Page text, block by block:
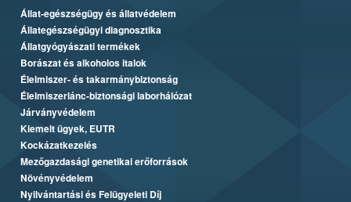
Állat-egészségügy és állatvédelem
Állategészségügyi diagnosztika
Állatgyógyászati termékek
Borászat és alkoholos italok
Élelmiszer- és takarmánybiztonság
Élelmiszerlánc-biztonsági laborhálózat
Járványvédelem
Kiemelt ügyek, EUTR
Kockázatkezelés
Mezőgazdasági genetikai erőforrások
Növényvédelem
Nyilvántartási és Felügyeleti Díj